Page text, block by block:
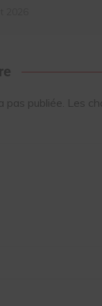
pas publiée. Les